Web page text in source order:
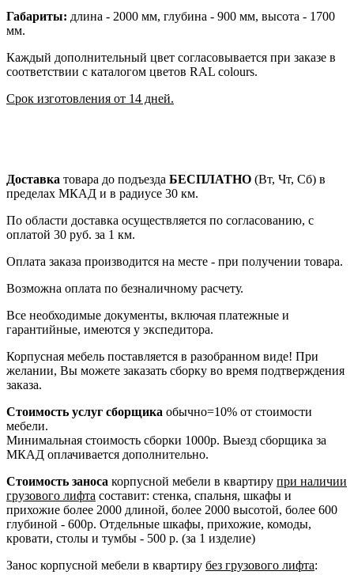
Габариты: длина - 2000 мм, глубина - 900 мм, высота - 1700
мм.
Каждый дополнительный цвет согласовывается при заказе в
соответствии с каталогом цветов RAL colours.
Срок изготовления от 14 дней.
Доставка товара до подъезда БЕСПЛАТНО (Вт, Чт, Сб) в
пределах МКАД и в радиусе 30 км.
По области доставка осуществляется по согласованию, с
оплатой 30 руб. за 1 км.
Оплата заказа производится на месте - при получении товара.
Возможна оплата по безналичному расчету.
Все необходимые документы, включая платежные и
гарантийные, имеются у экспедитора.
Корпусная мебель поставляется в разобранном виде! При
желании, Вы можете заказать сборку во время подтверждения
заказа.
Стоимость услуг сборщика обычно=10% от стоимости
мебели.
Минимальная стоимость сборки 1000р. Выезд сборщика за
МКАД оплачивается дополнительно.
Стоимость заноса корпусной мебели в квартиру при наличии
грузового лифта составит: стенка, спальня, шкафы и
прихожие более 2000 длиной, более 2000 высотой, более 600
глубиной - 600р. Отдельные шкафы, прихожие, комоды,
кровати, столы и тумбы - 500 р. (за 1 изделие)
Занос корпусной мебели в квартиру без грузового лифта: